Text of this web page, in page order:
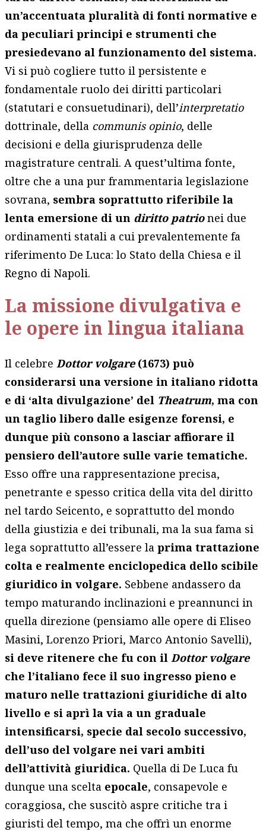
un’accentuata pluralità di fonti normative e
da peculiari principi e strumenti che
presiedevano al funzionamento del sistema.
Vi si può cogliere tutto il persistente e
fondamentale ruolo dei diritti particolari
(statutari e consuetudinari), dell’interpretatio
dottrinale, della communis opinio, delle
decisioni e della giurisprudenza delle
magistrature centrali. A quest’ultima fonte,
oltre che a una pur frammentaria legislazione
sovrana, sembra soprattutto riferibile la
lenta emersione di un diritto patrionei due
ordinamenti statali a cui prevalentemente fa
riferimento De Luca: lo Stato della Chiesa e il
Regno di Napoli.
La missione divulgativa e
le opere in lingua italiana
Il celebreDottor volgare (1673) può
considerarsi una versione in italiano ridotta
e di ‘alta divulgazione’ del Theatrum, ma con
un taglio libero dalle esigenze forensi, e
dunque più consono a lasciar affiorare il
pensiero dell’autore sulle varie tematiche.
Esso offre una rappresentazione precisa,
penetrante e spesso critica della vita del diritto
nel tardo Seicento, e soprattutto del mondo
della giustizia e dei tribunali, ma la sua fama si
lega soprattutto all’essere laprima trattazione
colta e realmente enciclopedica dello scibile
giuridico in volgare. Sebbene andassero da
tempo maturando inclinazioni e preannunci in
quella direzione (pensiamo alle opere di Eliseo
Masini, Lorenzo Priori, Marco Antonio Savelli),
si deve ritenere che fu con ilDottor volgare
che l’italiano fece il suo ingresso pieno e
maturo nelle trattazioni giuridiche di alto
livello e si aprì la via a un graduale
intensificarsi, specie dal secolo successivo,
dell’uso del volgare nei vari ambiti
dell’attività giuridica. Quella di De Luca fu
dunque una scelta epocale, consapevole e
coraggiosa, che suscitò aspre critiche tra i
giuristi del tempo, ma che offrì un enorme